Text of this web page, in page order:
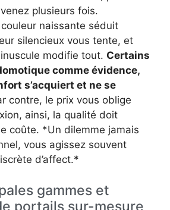
plusieurs fois.
naissante séduit
silencieux vous tente, et
modifie tout. Certains
comme évidence,
s’acquiert et ne se
contre, le prix vous oblige
ainsi, la qualité doit
coûte. *Un dilemme jamais
vous agissez souvent
d’affect.*
gammes et
portails sur-mesure